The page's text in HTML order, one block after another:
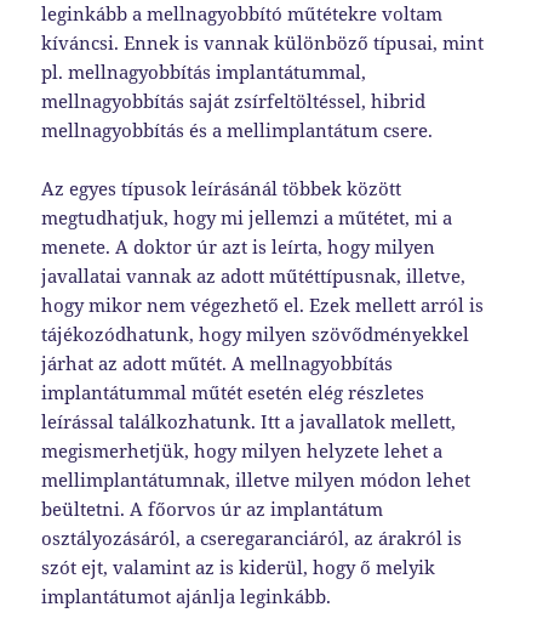
leginkább a mellnagyobbító műtétekre voltam
kíváncsi. Ennek is vannak különböző típusai, mint
pl. mellnagyobbítás implantátummal,
mellnagyobbítás saját zsírfeltöltéssel, hibrid
mellnagyobbítás és a mellimplantátum csere.
Az egyes típusok leírásánál többek között
megtudhatjuk, hogy mi jellemzi a műtétet, mi a
menete. A doktor úr azt is leírta, hogy milyen
javallatai vannak az adott műtéttípusnak, illetve,
hogy mikor nem végezhető el. Ezek mellett arról is
tájékozódhatunk, hogy milyen szövődményekkel
járhat az adott műtét. A mellnagyobbítás
implantátummal műtét esetén elég részletes
leírással találkozhatunk. Itt a javallatok mellett,
megismerhetjük, hogy milyen helyzete lehet a
mellimplantátumnak, illetve milyen módon lehet
beültetni. A főorvos úr az implantátum
osztályozásáról, a cseregaranciáról, az árakról is
szót ejt, valamint az is kiderül, hogy ő melyik
implantátumot ajánlja leginkább.